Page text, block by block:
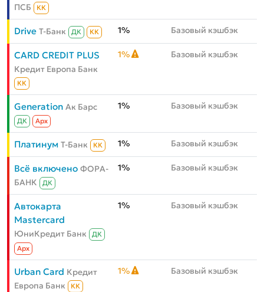
ПСБ КК
Drive Т-Банк ДК КК 1% Базовый кэшбэк
CARD CREDIT PLUS
Кредит Европа Банк
КК
1% Базовый кэшбэк
Generation Ак Барс
ДК Aрх
1% Базовый кэшбэк
Платинум Т-Банк КК 1% Базовый кэшбэк
Всё включено ФОРА-
БАНК
ДК
1% Базовый кэшбэк
Автокарта
Mastercard
ЮниКредит Банк
ДК
Aрх
1% Базовый кэшбэк
Urban Card Кредит
Европа Банк
КК
1% Базовый кэшбэк